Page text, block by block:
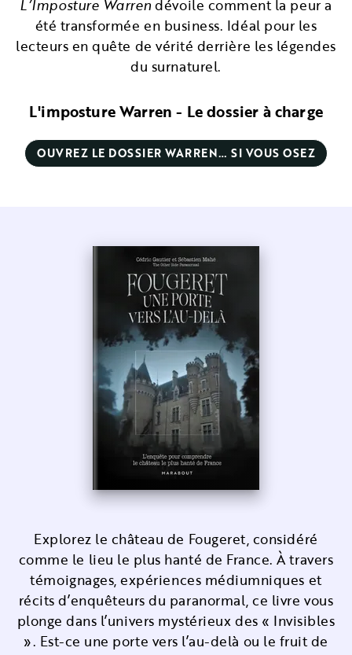
L’Imposture Warren dévoile comment la peur a
été transformée en business. Idéal pour les
lecteurs en quête de vérité derrière les légendes
du surnaturel.
L'imposture Warren - Le dossier à charge
OUVREZ LE DOSSIER WARREN… SI VOUS OSEZ
Explorez le château de Fougeret, considéré
comme le lieu le plus hanté de France. À travers
témoignages, expériences médiumniques et
récits d’enquêteurs du paranormal, ce livre vous
plonge dans l’univers mystérieux des « Invisibles
». Est-ce une porte vers l’au-delà ou le fruit de